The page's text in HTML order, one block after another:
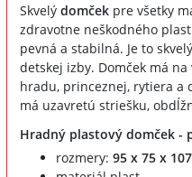
Skvelý domček pre všetky
zdravotne neškodného
pevná a stabilná. Je to
detskej izby. Domček má
hradu, princeznej, rytiera a
má uzavretú striešku,
Hradný plastový domček -
rozmery: 95 x 75 x